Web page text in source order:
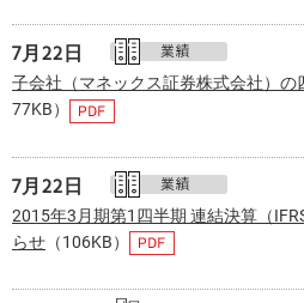
7月22日
子会社（マネックス証券株式会社）の
77KB）
7月22日
2015年3月期第1四半期 連結決算（
らせ （106KB）